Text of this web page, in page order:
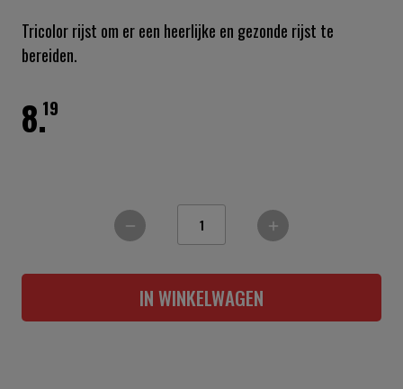
Tricolor rijst om er een heerlijke en gezonde rijst te
bereiden.
19
8.
IN WINKELWAGEN